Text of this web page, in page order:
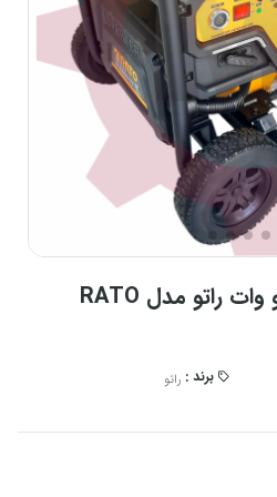
موتور برق اینورتر 9 کیلو وات راتو مدل RATO
برند : راتو